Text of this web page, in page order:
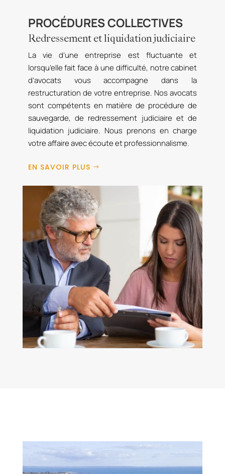
PROCÉDURES COLLECTIVES
Redressement et liquidation judiciaire
La vie d’une entreprise est fluctuante et
lorsqu’elle fait face à une difficulté, notre cabinet
d’avocats vous accompagne dans la
restructuration de votre entreprise. Nos avocats
sont compétents en matière de procédure de
sauvegarde, de redressement judiciaire et de
liquidation judiciaire. Nous prenons en charge
votre affaire avec écoute et professionnalisme.
EN SAVOIR PLUS